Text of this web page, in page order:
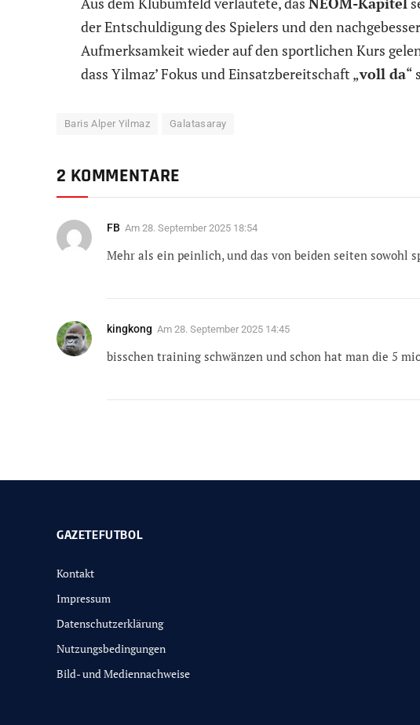
der Entschuldigung des Spielers und den
Aufmerksamkeit wieder auf den sportlichen Kurs
dass Yilmaz’ Fokus und Einsatzbereitschaft „voll da“
Baris Alper Yilmaz Galatasaray
2 KOMMENTARE
FB Am 28. September 2025 18:54
Mehr als ein peinlich, und das von beiden seiten sowohl
kingkong Am 28. September 2025 14:45
bisschen training schwänzen und schon hat man die 5
GAZETEFUTBOL
Kontakt
Impressum
Datenschutzerklärung
Nutzungsbedingungen
Bild- und Mediennachweise